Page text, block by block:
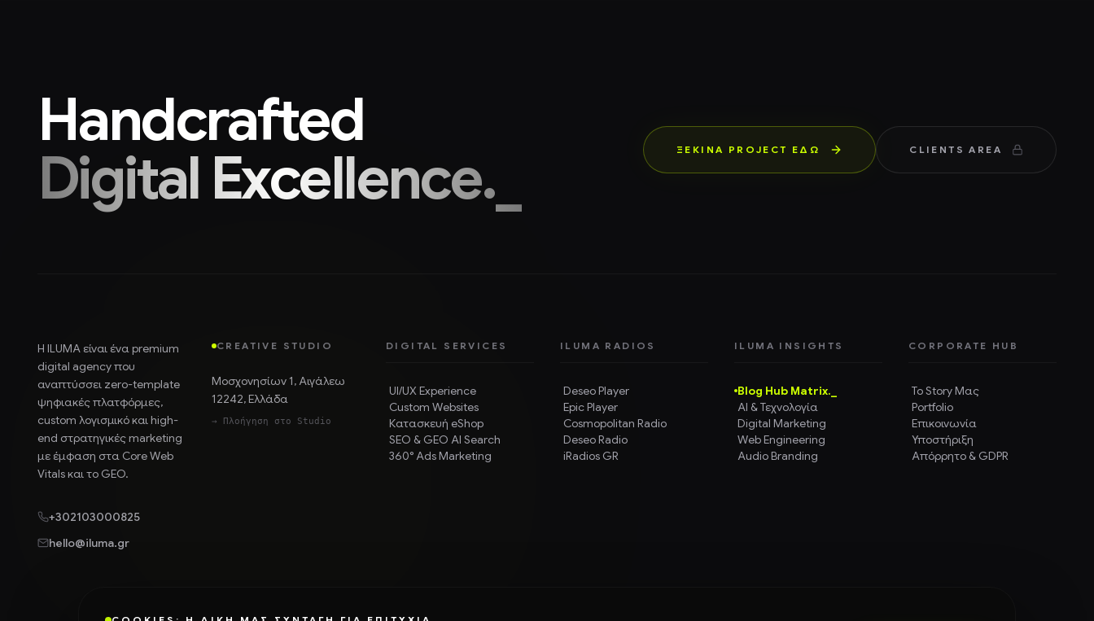
Handcrafted
Digital Excellence._ ΞΕΚΙΝΑ PROJECT ΕΔΏ CLIENTS AREA
Η ILUMA είναι ένα premium
digital agencyπου
αναπτύσσει zero-template
ψηφιακές πλατφόρμες,
custom λογισμικό και high-
end στρατηγικές marketing
με έμφαση στα Core Web
Vitals και το GEO.
+302103000825
hello@iluma.gr
CREATIVE STUDIO
Μοσχονησίων 1, Αιγάλεω
12242, Ελλάδα
→ Πλοήγηση στο Studio
DIGITAL SERVICES
UI/UX Experience
Custom Websites
Κατασκευή eShop
SEO & GEO AI Search
360° Ads Marketing
ILUMA RADIOS
Deseo Player
Epic Player
Cosmopolitan Radio
Deseo Radio
iRadios GR
ILUMA INSIGHTS
Blog Hub Matrix._
AI & Τεχνολογία
Digital Marketing
Web Engineering
Audio Branding
CORPORATE HUB
Το Story Μας
Portfolio
Επικοινωνία
Υποστήριξη
Απόρρητο & GDPR